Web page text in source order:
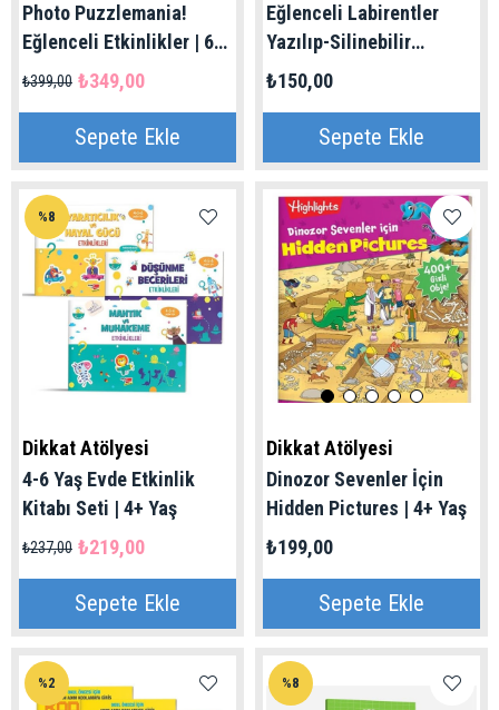
Photo Puzzlemania!
Eğlenceli Etkinlikler | 6+
Yaş
₺349,00
₺399,00
Sepete Ekle
Eğlenceli Labirentler
Yazılıp-Silinebilir
Etkinlik Kitabı 2-4 Yaş
₺150,00
Sepete Ekle
Dikkat Atölyesi
4-6 Yaş Evde Etkinlik
Kitabı Seti | 4+ Yaş
₺219,00
₺237,00
Sepete Ekle
%8
Dikkat Atölyesi
Dinozor Sevenler İçin
Hidden Pictures | 4+ Yaş
₺199,00
Sepete Ekle
%2 %8